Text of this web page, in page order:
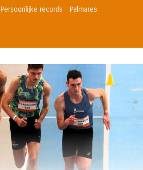
Persoonlijke records Palmares